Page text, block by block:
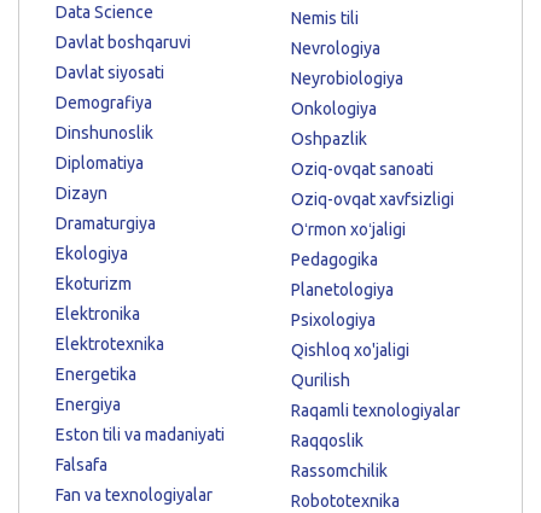
Data Science
Davlat boshqaruvi
Davlat siyosati
Demografiya
Dinshunoslik
Diplomatiya
Dizayn
Dramaturgiya
Ekologiya
Ekoturizm
Elektronika
Elektrotexnika
Energetika
Energiya
Eston tili va madaniyati
Falsafa
Fan va texnologiyalar
Nemis tili
Nevrologiya
Neyrobiologiya
Onkologiya
Oshpazlik
Oziq-ovqat sanoati
Oziq-ovqat xavfsizligi
Oʻrmon xoʻjaligi
Pedagogika
Planetologiya
Psixologiya
Qishloq xo'jaligi
Qurilish
Raqamli texnologiyalar
Raqqoslik
Rassomchilik
Robototexnika